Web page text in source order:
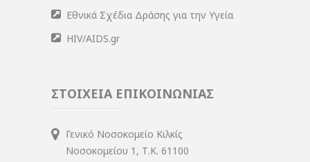
Εθνικά Σχέδια Δράσης για την Υγεία
HIV/AIDS.gr
ΣΤΟΙΧΕΙΑ ΕΠΙΚΟΙΝΩΝΙΑΣ
Γενικό Νοσοκομείο Κιλκίς
Νοσοκομείου 1, Τ.Κ. 61100